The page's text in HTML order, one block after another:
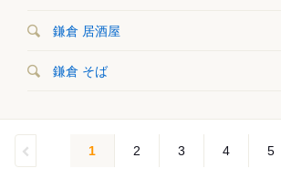
鎌倉 居酒屋
鎌倉 そば
1 2 3 4 5